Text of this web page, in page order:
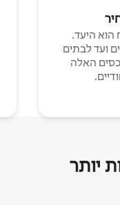
הוא היעד.
ועד לבתים
האלה
יותר